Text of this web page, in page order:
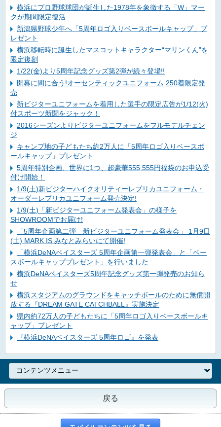
横浜にプロ野球球団が誕生した1978年を象徴する「W」マー
クが期間限定復活
新潟県野球少年へ「5周年ロゴ入りベースボールキャップ」プ
レゼント
横浜移転時に誕生したマスコットキャラクター“マリンくん”を
限定復刻
1/22(金)より5周年記念グッズ第2弾が続々登場!!
開幕に間に合う!オーセンティックユニフォーム 250着限定発
売
新ビジターユニフォームを着用した選手の限定広告が1/12(火)
付スポーツ新聞をジャック！
2016シーズンよりビジターユニフォームをフルモデルチェン
ジ
キャンプ地の子どもたち約2万人に「5周年ロゴ入りベースボ
ールキャップ」プレゼント
5周年特別企画、世界に1つ、超豪華555,555円福袋のお申込受
付け開始！
1/9(土)新ビジターハイクオリティーレプリカユニフォーム・
オーダーレプリカユニフォーム発売決定!
1/9(土)「新ビジターユニフォーム発表会」の様子を
SHOWROOMでお届け!
「5周年企画第二弾 新ビジターユニフォーム発表会」 1月9日
(土) MARK IS みなとみらいにて開催!
「横浜DeNAベイスターズ 5周年企画第一弾発表会」と「ベー
スボールキャッププレゼント」を行いました
横浜DeNAベイスターズ5周年記念グッズ第一弾発売のお知ら
せ
横浜スタジアムのグラウンドをキャッチボールのために無償開
放する『DREAM GATE CATCHBALL』実施決定
県内約72万人の子どもたちに「5周年ロゴ入りベースボールキ
ャップ」プレゼント
『横浜DeNAベイスターズ 5周年ロゴ』を発表
戻る